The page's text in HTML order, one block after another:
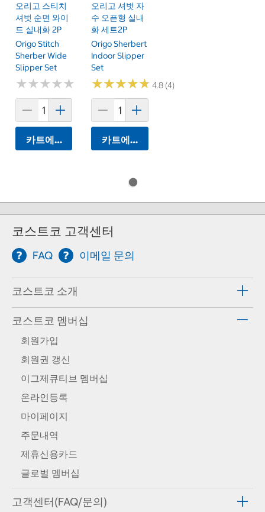
오리고 스티치
셔벗 순면 와이
드 실내화 2P
Origo Stitch
Sherber Wide
Slipper Set
★★★★★
★★★★★
카트에 담기
오리고 셔벗 자
수 오픈형 실내
화 세트2P
Origo Sherbert
Indoor Slipper
Set
★★★★★
★★★★★ 4.8 (4)
카트에 담기
코스트코 고객센터
FAQ 이메일 문의
코스트코 소개
코스트코 멤버십
회원가입
회원권 갱신
이그제큐티브 멤버십
온라인등록
마이페이지
주문내역
제휴신용카드
글로벌 멤버십
고객센터(FAQ/문의)